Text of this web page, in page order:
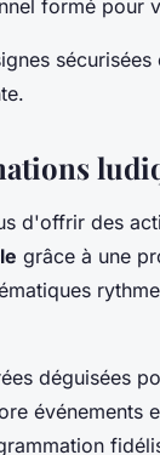
formé pour
d'offrir des
grâce à une
déguisées
événements